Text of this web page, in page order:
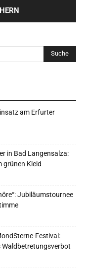
am Erfurter
in Bad Langensalza:
grünen Kleid
Jubiläumstournee
Festival: